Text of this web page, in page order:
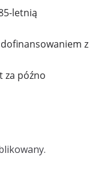
letnią
z
za późno